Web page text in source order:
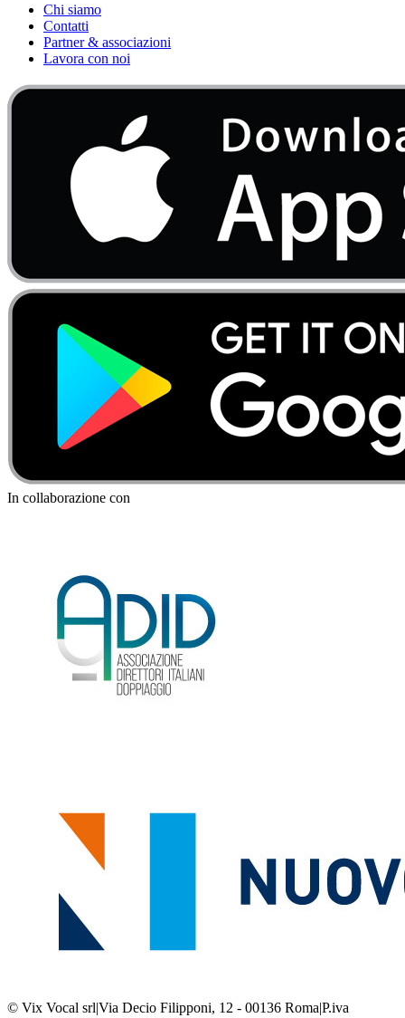
Chi siamo
Contatti
Partner & associazioni
Lavora con noi
In collaborazione con
© Vix Vocal srl|Via Decio Filipponi, 12 - 00136 Roma|P.iva